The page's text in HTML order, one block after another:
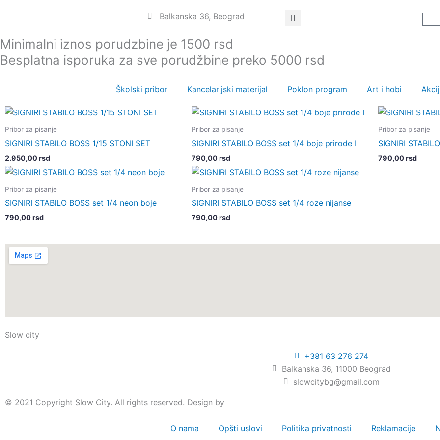
Balkanska 36, Beograd
Minimalni iznos porudzbine je 1500 rsd
Besplatna isporuka za sve porudžbine preko 5000 rsd
Školski pribor Kancelarijski materijal Poklon program Art i hobi
Pribor za pisanje
SIGNIRI STABILO BOSS 1/15 STONI SET
2.950,00rsd
Pribor za pisanje
SIGNIRI STABILO BOSS set 1/4 boje prirode I
790,00rsd
Pribor za pisanje
SIGNIRI
790,00rsd
Pribor za pisanje
SIGNIRI STABILO BOSS set 1/4 neon boje
790,00rsd
Pribor za pisanje
SIGNIRI STABILO BOSS set 1/4 roze nijanse
790,00rsd
Slow city
+381 63 276 274​
Balkanska 36, 11000 Beograd​
slowcitybg@gmail.com
© 2021 Copyright Slow City. All rights reserved. Design by
O nama Opšti uslovi Politika privatnosti Reklamacije